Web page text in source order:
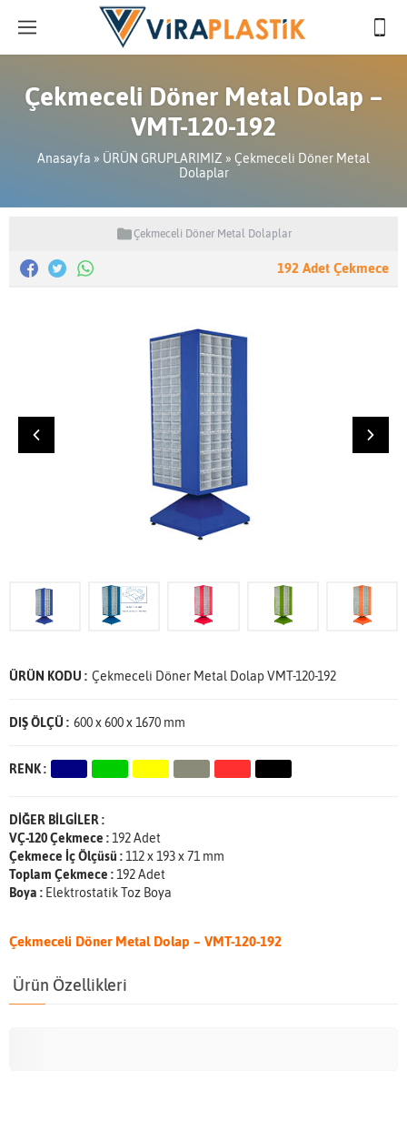
Çekmeceli Döner Metal Dolap –
VMT-120-192
Anasayfa » ÜRÜN GRUPLARIMIZ » Çekmeceli Döner Metal
Dolaplar
Çekmeceli Döner Metal Dolaplar
192 Adet Çekmece
ÜRÜN KODU : Çekmeceli Döner Metal Dolap VMT-120-192
DIŞ ÖLÇÜ : 600 x 600 x 1670 mm
RENK :
DİĞER BİLGİLER :
VÇ-120 Çekmece :192 Adet
Çekmece İç Ölçüsü :112 x 193 x 71 mm
Toplam Çekmece :192 Adet
Boya : Elektrostatik Toz Boya
Çekmeceli Döner Metal Dolap – VMT-120-192
Ürün Özellikleri